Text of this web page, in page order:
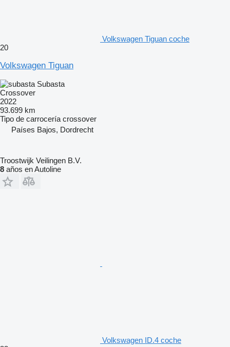
Volkswagen Tiguan coche
20
Volkswagen Tiguan
Subasta
Crossover
2022
93.699 km
Tipo de carrocería crossover
Países Bajos, Dordrecht
Troostwijk Veilingen B.V.
8 años en Autoline
Volkswagen ID.4 coche